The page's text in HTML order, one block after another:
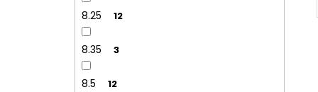
8.25 12
8.35 3
8.5 12